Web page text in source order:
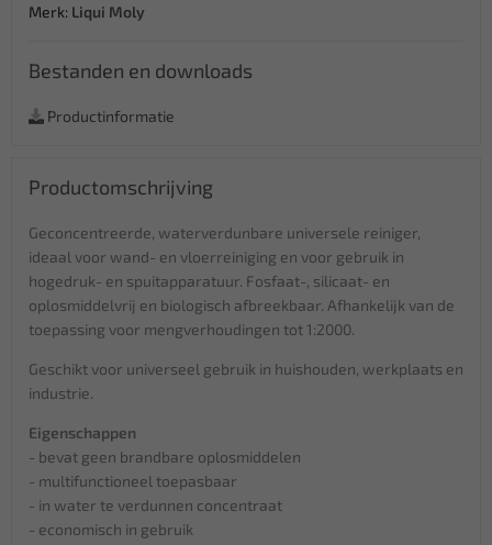
Merk: Liqui Moly
Bestanden en downloads
Productinformatie
Productomschrijving
Geconcentreerde, waterverdunbare universele reiniger,
ideaal voor wand- en vloerreiniging en voor gebruik in
hogedruk- en spuitapparatuur. Fosfaat-, silicaat- en
oplosmiddelvrij en biologisch afbreekbaar. Afhankelijk van de
toepassing voor mengverhoudingen tot 1:2000.
Geschikt voor universeel gebruik in huishouden, werkplaats en
industrie.
Eigenschappen
- bevat geen brandbare oplosmiddelen
- multifunctioneel toepasbaar
- in water te verdunnen concentraat
- economisch in gebruik